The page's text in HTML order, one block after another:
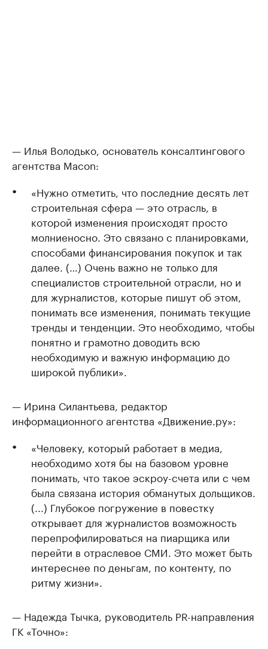
— Илья Володько, основатель консалтингового
агентства Macon:
«Нужно отметить, что последние десять лет
строительная сфера — это отрасль, в
которой изменения происходят просто
молниеносно. Это связано с планировками,
способами финансирования покупок и так
далее. (…) Очень важно не только для
специалистов строительной отрасли, но и
для журналистов, которые пишут об этом,
понимать все изменения, понимать текущие
тренды и тенденции. Это необходимо, чтобы
понятно и грамотно доводить всю
необходимую и важную информацию до
широкой публики».
— Ирина Силантьева, редактор
информационного агентства «Движение.ру»:
«Человеку, который работает в медиа,
необходимо хотя бы на базовом уровне
понимать, что такое эскроу-счета или с чем
была связана история обманутых дольщиков.
(...) Глубокое погружение в повестку
открывает для журналистов возможность
перепрофилироваться на пиарщика или
перейти в отраслевое СМИ. Это может быть
интереснее по деньгам, по контенту, по
ритму жизни».
— Надежда Тычка, руководитель PR-направления
ГК «Точно»: